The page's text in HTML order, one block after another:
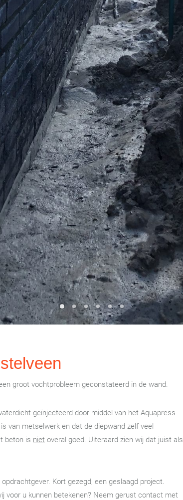
groot vochtprobleem geconstateerd in de wand.
geïnjecteerd door middel van het Aquapress
van metselwerk en dat de diepwand zelf veel
beton is niet overal goed. Uiteraard zien wij dat juist als
Kort gezegd, een geslaagd project.
voor u kunnen betekenen? Neem gerust contact met